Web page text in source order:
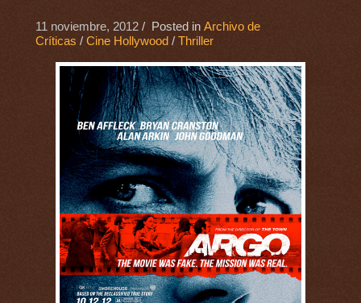
11 noviembre, 2012/ Posted in Archivo de
Críticas / Cine Hollywood / Thriller